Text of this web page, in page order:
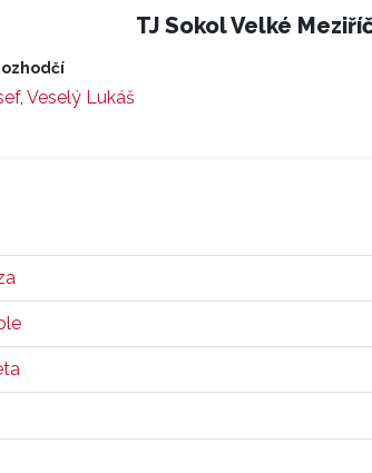
TJ Sokol Velké
, Veselý Lukáš